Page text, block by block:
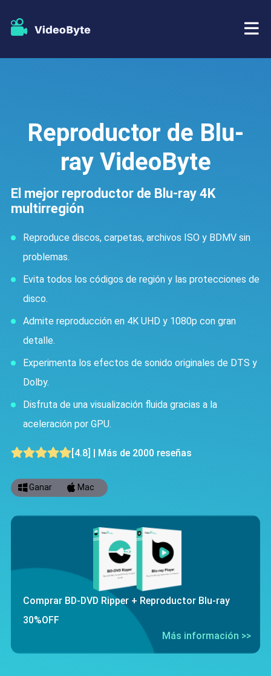
Extractor de DVD
Reproductor Blu-ray
Creador de DVD
Copia de DVD
Recursos
Reproductor de Blu-
ray VideoByte
El mejor reproductor de Blu-ray 4K
multirregión
Reproduce discos, carpetas, archivos ISO y BDMV sin
problemas.
Evita todos los códigos de región y las protecciones de
disco.
Admite reproducción en 4K UHD y 1080p con gran
detalle.
Experimenta los efectos de sonido originales de DTS y
Dolby.
Disfruta de una visualización fluida gracias a la
aceleración por GPU.
[4.8] | Más de 2000 reseñas
Ganar Mac
Comprar BD-DVD Ripper + Reproductor Blu-ray
30%OFF
Más información >>